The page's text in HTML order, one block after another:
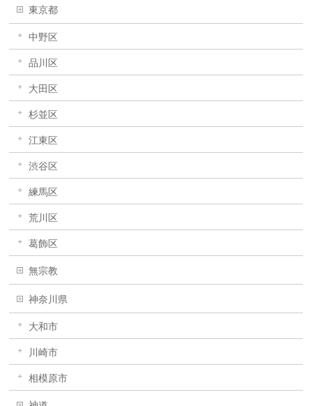
東京都
中野区
品川区
大田区
杉並区
江東区
渋谷区
練馬区
荒川区
葛飾区
無宗教
神奈川県
大和市
川崎市
相模原市